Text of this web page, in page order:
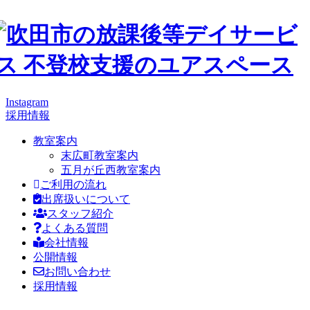
Instagram
採用情報
教室案内
末広町教室案内
五月が丘西教室案内
ご利用の流れ
出席扱いについて
スタッフ紹介
よくある質問
会社情報
公開情報
お問い合わせ
採用情報